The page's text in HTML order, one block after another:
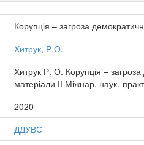
Корупція – загроза
Хитрук, Р.О.
Хитрук Р. О. Корупція – загроза
матеріали ІІ Міжнар. наук.-
2020
ДДУВС